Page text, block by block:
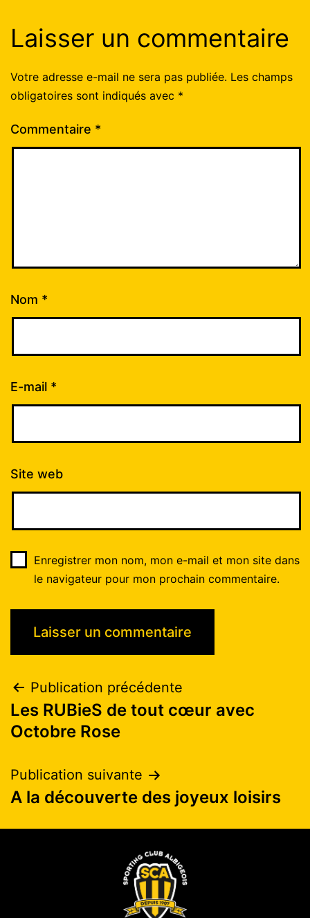
Laisser un commentaire
Votre adresse e-mail ne sera pas publiée. Les champs
obligatoires sont indiqués avec *
Commentaire *
Nom *
E-mail *
Site web
Enregistrer mon nom, mon e-mail et mon site dans
le navigateur pour mon prochain commentaire.
Publication précédente
Les RUBieS de tout cœur avec
Octobre Rose
Publication suivante
A la découverte des joyeux loisirs